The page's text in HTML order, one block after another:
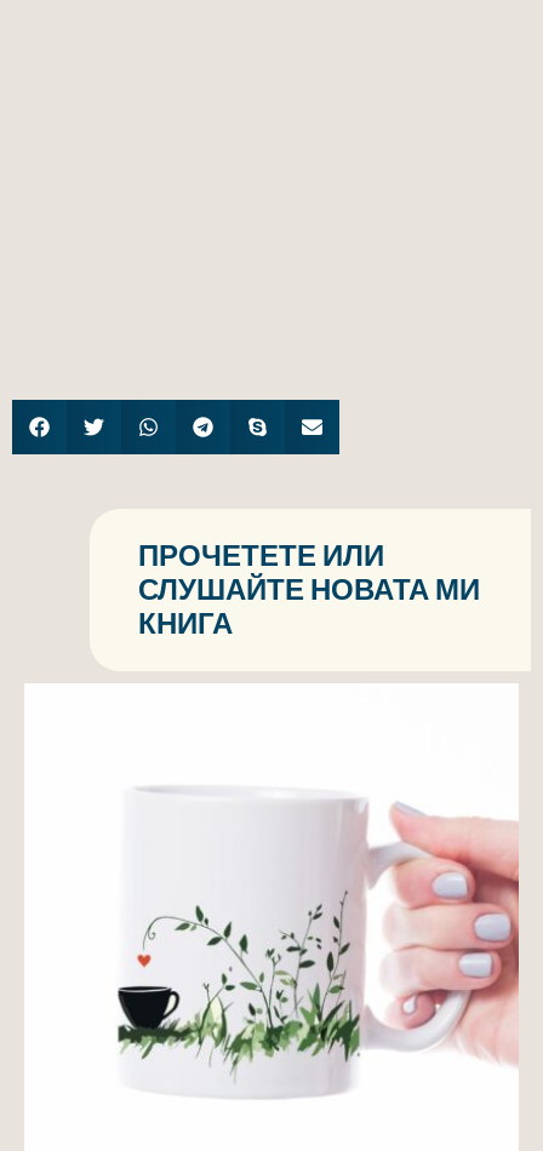
ПРОЧЕТЕТЕ ИЛИ
СЛУШАЙТЕ НОВАТА МИ
КНИГА